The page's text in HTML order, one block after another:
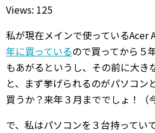
Views: 125
私が現在メインで使っているAcer
年に買っているので買ってから５
もあがるというし、その前に大き
と、まず挙げられるのがパソコン
買うか？来年３月まででしょ！（
で、私はパソコンを３台持ってい